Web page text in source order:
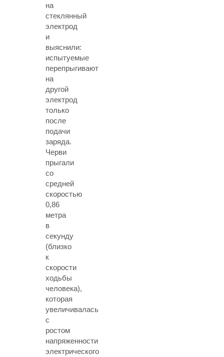
на
стеклянный
электрод
и
выяснили:
испытуемые
перепрыгивают
на
другой
электрод
только
после
подачи
заряда.
Черви
прыгали
со
средней
скоростью
0,86
метра
в
секунду
(близко
к
скорости
ходьбы
человека),
которая
увеличивалась
с
ростом
напряженности
электрического